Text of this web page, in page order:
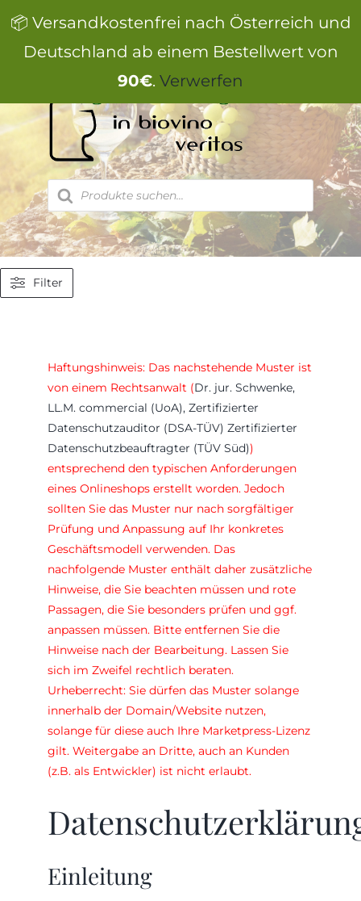
📦 Versandkostenfrei nach Österreich und
Deutschland ab einem Bestellwert von
90€. Verwerfen
Inhalt
springen
Products
search
Filter
Haftungshinweis: Das nachstehende Muster ist
von einem Rechtsanwalt (Dr. jur. Schwenke,
LL.M. commercial (UoA), Zertifizierter
Datenschutzauditor (DSA-TÜV) Zertifizierter
Datenschutzbeauftragter (TÜV Süd))
entsprechend den typischen Anforderungen
eines Onlineshops erstellt worden. Jedoch
sollten Sie das Muster nur nach sorgfältiger
Prüfung und Anpassung auf Ihr konkretes
Geschäftsmodell verwenden. Das
nachfolgende Muster enthält daher zusätzliche
Hinweise, die Sie beachten müssen und rote
Passagen, die Sie besonders prüfen und ggf.
anpassen müssen. Bitte entfernen Sie die
Hinweise nach der Bearbeitung. Lassen Sie
sich im Zweifel rechtlich beraten.
Urheberrecht: Sie dürfen das Muster solange
innerhalb der Domain/Website nutzen,
solange für diese auch Ihre Marketpress-Lizenz
gilt. Weitergabe an Dritte, auch an Kunden
(z.B. als Entwickler) ist nicht erlaubt.
Einleitung